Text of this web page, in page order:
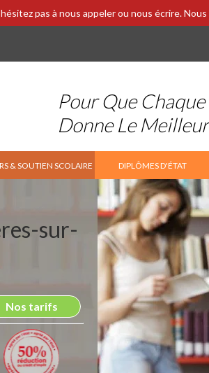
pas à nous appeler ou nous écrire.
Pour Que
Donne Le
& SOUTIEN SCOLAIRE DIPLÔMES D'ÉTAT
sur-
Nos tarifs